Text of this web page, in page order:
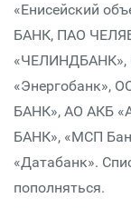
«Енисейский
БАНК, ПАО
«ЧЕЛИНДБАНК»,
«Энергобанк»,
БАНК», АО АКБ
БАНК», «МСП
«Датабанк».
пополняться.